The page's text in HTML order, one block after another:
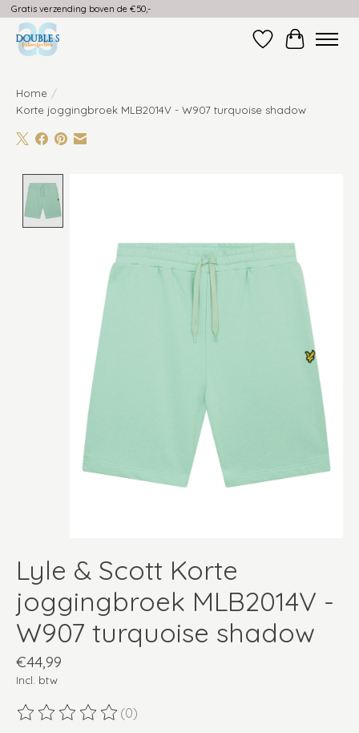
Gratis verzending boven de €50,-
Verlanglijst
Home /
Korte joggingbroek MLB2014V - W907 turquoise shadow
Lyle & Scott Korte
joggingbroek MLB2014V -
W907 turquoise shadow
€44,99
Incl. btw
De beoordeling van dit product is
(0)